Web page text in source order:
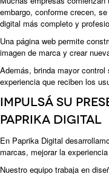
embargo, conforme crecen,
digital más completo y
Una página web permite
imagen de marca y crear
Además, brinda mayor
experiencia que reciben los
Impulsá su
Paprika Digital
En Paprika Digital
marcas, mejorar la
Nuestro equipo trabaja en